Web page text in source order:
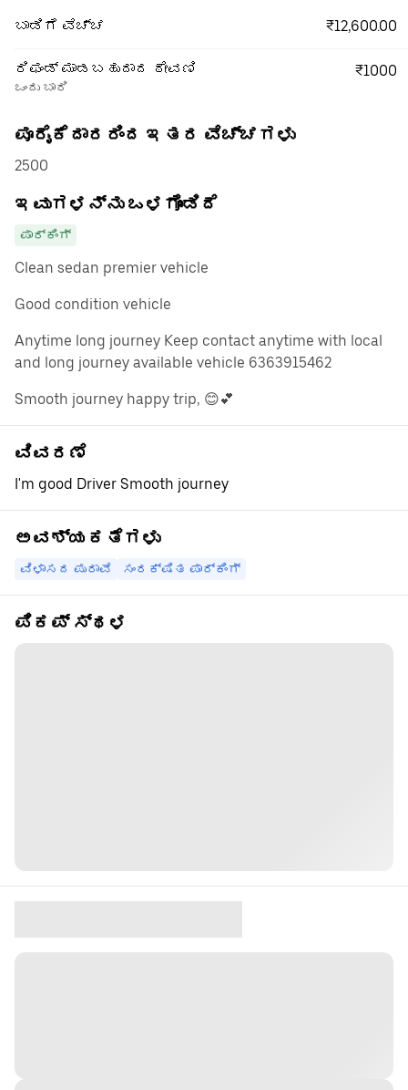
ಬಾಡಿಗೆ ವೆಚ್ಚ ₹12,600.00
ರಿಫಂಡ್ ಮಾಡಬಹುದಾದ ಠೇವಣಿ
ಒಂದು ಬಾರಿ
₹1000
ಪೂರೈಕೆದಾರರಿಂದ ಇತರ ವೆಚ್ಚಗಳು
2500
ಇವುಗಳನ್ನು ಒಳಗೊಂಡಿದೆ
ಪಾರ್ಕಿಂಗ್
Clean sedan premier vehicle
Good condition vehicle
Anytime long journey Keep contact anytime with local
and long journey available vehicle 6363915462
Smooth journey happy trip, 😊💕
ವಿವರಣೆ
I'm good Driver Smooth journey
ಅವಶ್ಯಕತೆಗಳು
ವಿಳಾಸದ ಪುರಾವೆ ಸಂರಕ್ಷಿತ ಪಾರ್ಕಿಂಗ್
ಪಿಕಪ್ ಸ್ಥಳ